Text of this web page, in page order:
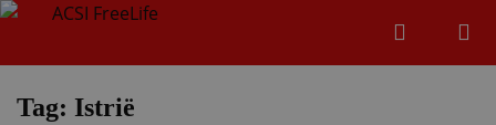
Zoeken
Tag: Istrië